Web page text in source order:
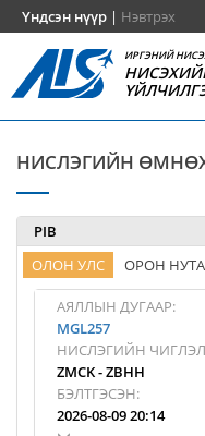
Үндсэн нүүр | Нэвтрэх
ИРГЭНИЙ
НИСЛЭГИЙН
PIB
ОЛОН УЛС
ОРОН
АЯЛЛЫН ДУГААР:
MGL257
НИСЛЭГИЙН
ZMCK-ZBHH
БЭЛТГЭСЭН:
2026-08-09 20:14